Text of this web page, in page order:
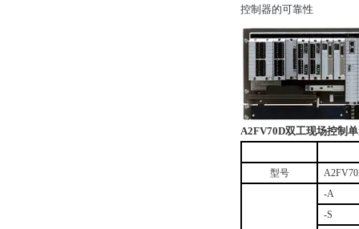
控制器的可靠性
A2FV70D双工现场控制
型号
-A
-S